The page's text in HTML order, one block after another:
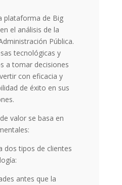
plataforma de Big
el análisis de la
Pública.
tecnológicas y
a tomar decisiones
con eficacia y
de éxito en sus
valor se basa en
dos tipos de clientes
antes que la